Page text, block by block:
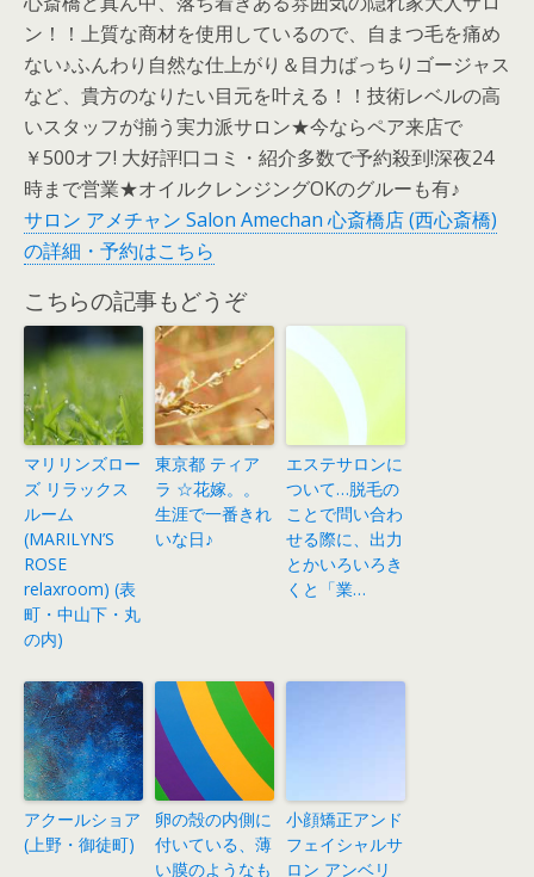
ン！！上質な商材を使用しているので、自まつ毛を痛め
ない♪ふんわり自然な仕上がり＆目力ばっちりゴージャス
など、貴方のなりたい目元を叶える！！技術レベルの高
いスタッフが揃う実力派サロン★今ならペア来店で
￥500オフ! 大好評!口コミ・紹介多数で予約殺到!深夜24
時まで営業★オイルクレンジングOKのグルーも有♪
サロン アメチャン Salon Amechan 心斎橋店 (西心斎橋)
の詳細・予約はこちら
こちらの記事もどうぞ
マリリンズロー
ズ リラックス
ルーム
(MARILYN’S
ROSE
relaxroom) (表
町・中山下・丸
の内)
東京都 ティア
ラ ☆花嫁。。
生涯で一番きれ
いな日♪
エステサロンに
ついて…脱毛の
ことで問い合わ
せる際に、出力
とかいろいろき
くと「業…
アクールショア
(上野・御徒町)
卵の殻の内側に
付いている、薄
い膜のようなも
小顔矯正アンド
フェイシャルサ
ロン アンベリ